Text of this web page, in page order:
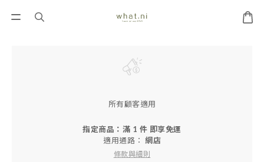
所有顧客適用
指定商品：滿 1 件 即享免運
適用通路： 網店
條款與細則